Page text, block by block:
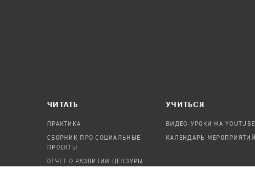
ЧИТАТЬ
ПРАКТИКА
СБОРНИК ПРО СОЦИАЛЬНЫЕ
ПРОЕКТЫ
ОТЧЕТ О РАЗВИТИИ ЦЕНЗУРЫ
УЧИТЬСЯ
ВИДЕО-УРОКИ НА YOUTUBE
КАЛЕНДАРЬ МЕРОПРИЯТИЙ